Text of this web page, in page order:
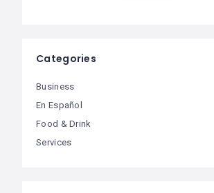
Categories
Business
En Español
Food & Drink
Services